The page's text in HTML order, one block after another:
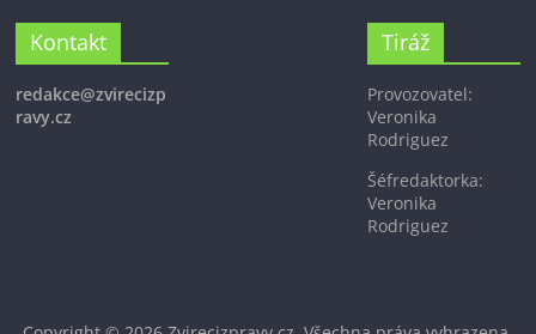
Kontakt
redakce@zvirecizp
ravy.cz
Tiráž
Provozovatel:
Veronika
Rodriguez
Šéfredaktorka:
Veronika
Rodriguez